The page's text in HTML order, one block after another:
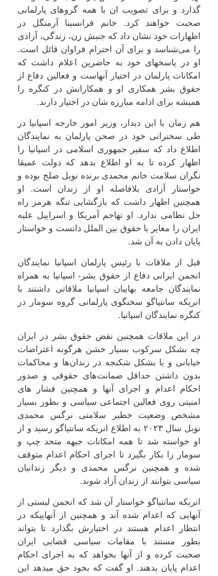
گذارد و برای تصویب ان با همه گروهای پارلمانی
صحبت خواهند کرد. خانم فرانسینا آرمنگل در
اظهارات خود نشان داد که جنبش زن، زندگی، آزادی
را می‌شناسد و برای آن احترام فراوان قائل است.
او در پاسخهای خود به حاضرین اعلام داشت که
امکانات پارلمان در اختیار آنهاست و فعالین دفاع از
حقوق بشر همکاری او و همکارانش در کنگره را
همیشه برای ادامه مبارزه شان در اختیار دارند.
هم زمان با این دیدار، وزیر امور خارجه اسپانیا در
طی سخنرانی خود در صحن پارلمان به نمایندگان
اطلاع داد که سفیر جمهوری اسلامی در اسپانیا را
اظهار کرده تا به او اطلاع بدهد که دولت عمیقا
نگران سلامت خانم محمدی برنده نوبل صلح بوده و
خواستار آزادی بلافاصله او از زندان است. او
همچنین اظهار داشت که بازگشایی تنگه هرمز راه
حل نظامی ندارد. او تهاجم آمریکا و اسراییل علیه
ایران را مغایر با حقوق بین الملل دانست و خواستار
پایان دادن به آن شد.
قبل از ملاقات با رئیس پارلمان اسپانیا نمایندگان
انجمن ایرانی دفاع از حقوق بشر- اسپانیا به همراه
نمایندگان جامعه بهاییان اسپانیا ملاقاتی داشتند با
انریکه سانتیاگو سخنگوی پارلمانی گروه سومار در
کنگره نمایندگان اسپانیا.
در این ملاقات همچنین نقض حقوق بشر در ایران
چه بشکل سرکوب بسیار خشن هرگونه اعتراضات
خیابانی و یا بشکل شکنجه در زندان‌ها و محاکمات
بدون داشتن حداقل ضمانت‌های حقوقی و صدور
احکام اعدام و اجرای آنها و همچنین فشار های
امنیتی روی فعالین اجتماعی سیاسی و بطور بسیار
مشخص وضعیت خطیر سلامتی نرگس محمدی
نوبل سال ۲۰۲۳ به اطلاع انریکه سانتیاگو رسید و از
او خواسته شد تا همه امکانات جبهه متحد چپ و
سومار را بکار بگیرد تا اجرای احکام اعدام متوقف
شده و همچنین نرگس محمدی و دیگر زندانیان
سیاسی بتوانند از زندان آزاد شوند.
انریکه سانتیاگو خواستار آن شد که انجمن لیستی از
آنهایی که اعدام شده آند و همچنین از آنهاییکه در
انتظار اعدام هستند در اختیارش بگذارد تا بتواند
بطور مستند با مقامات سیاسی قضایی ایران
صحبت کرده و از آنها بخواهد که به اجرای احکام
اعدام پایان بدهند. او گفت که بخود حق میدهد این